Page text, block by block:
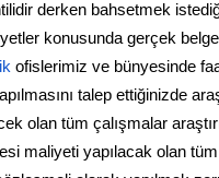
derken bahsetmek
konusunda gerçek
ofislerimiz ve bünyesinde
talep ettiğinizde
olan tüm çalışmalar
maliyeti yapılacak olan